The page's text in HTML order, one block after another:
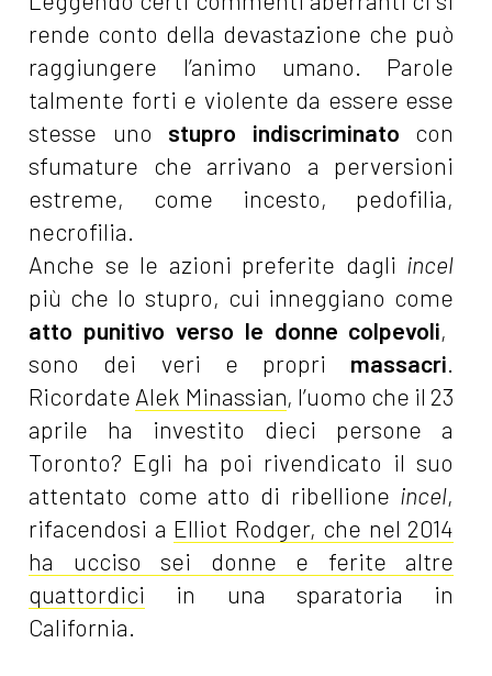
rende conto della devastazione che può
raggiungere l’animo umano. Parole
talmente forti e violente da essere esse
stesse uno stupro indiscriminato con
sfumature che arrivano a perversioni
estreme, come incesto, pedofilia,
necrofilia.
Anche se le azioni preferite dagli incel
più che lo stupro, cui inneggiano come
atto punitivo verso le donne colpevoli,
sono dei veri e propri massacri.
Ricordate Alek Minassian, l’uomo che il 23
aprile ha investito dieci persone a
Toronto? Egli ha poi rivendicato il suo
attentato come atto di ribellione incel,
rifacendosi a Elliot Rodger, che nel 2014
ha ucciso sei donne e ferite altre
quattordici in una sparatoria in
California.